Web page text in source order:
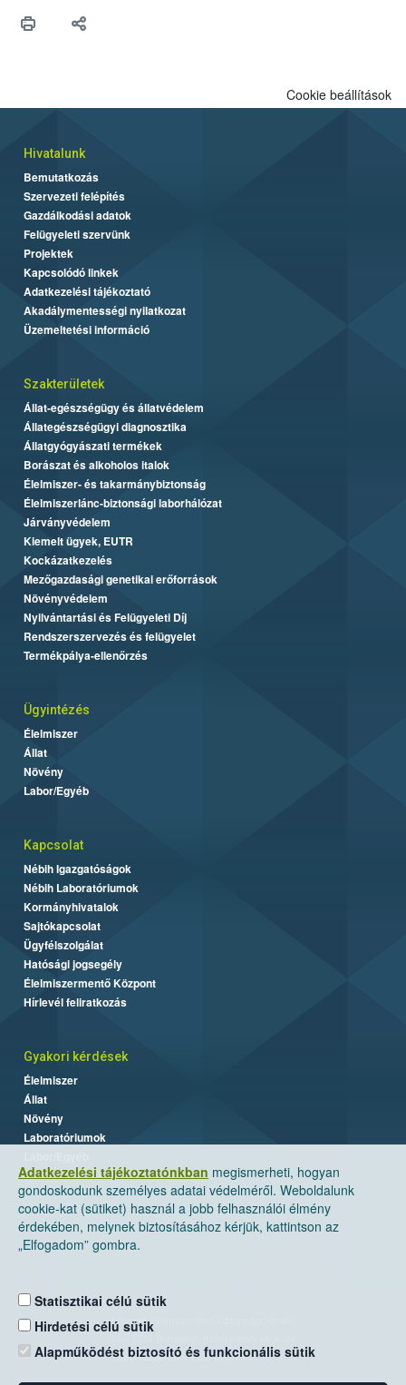
Adatkezelési tájékoztatónkban megismerheti, hogyan
gondoskodunk személyes adatai védelméről. Weboldalunk
cookie-kat (sütiket) használ a jobb felhasználói élmény
érdekében, melynek biztosításához kérjük, kattintson az
„Elfogadom” gombra.
Statisztikai célú sütik
Hirdetési célú sütik
Alapműködést biztosító és funkcionális sütik
Cookie beállítások
Hivatalunk
Bemutatkozás
Szervezeti felépítés
Gazdálkodási adatok
Felügyeleti szervünk
Projektek
Kapcsolódó linkek
Adatkezelési tájékoztató
Akadálymentességi nyilatkozat
Üzemeltetési információ
Szakterületek
Állat-egészségügy és állatvédelem
Állategészségügyi diagnosztika
Állatgyógyászati termékek
Borászat és alkoholos italok
Élelmiszer- és takarmánybiztonság
Élelmiszerlánc-biztonsági laborhálózat
Járványvédelem
Kiemelt ügyek, EUTR
Kockázatkezelés
Mezőgazdasági genetikai erőforrások
Növényvédelem
Nyilvántartási és Felügyeleti Díj
Rendszerszervezés és felügyelet
Termékpálya-ellenőrzés
Ügyintézés
Élelmiszer
Állat
Növény
Labor/Egyéb
Kapcsolat
Nébih Igazgatóságok
Nébih Laboratóriumok
Kormányhivatalok
Sajtókapcsolat
Ügyfélszolgálat
Hatósági jogsegély
Élelmiszermentő Központ
Hírlevél feliratkozás
Gyakori kérdések
Élelmiszer
Állat
Növény
Laboratóriumok
Nemzeti Élelmiszerlánc-biztonsági Hivatal
Levelezési cím: 1525 Budapest. Pf. 30.